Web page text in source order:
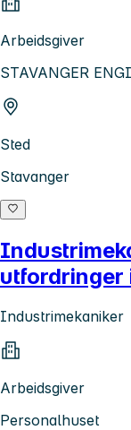
Arbeidsgiver
STAVANGER
Sted
Stavanger
utfordringer
Industrimekaniker
Arbeidsgiver
Personalhuset